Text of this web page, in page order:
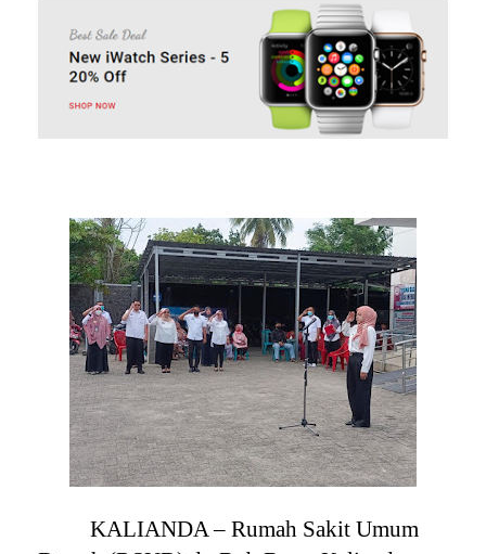
KALIANDA – Rumah Sakit Umum